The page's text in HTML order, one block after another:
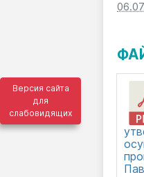
Версия сайта
для
слабовидящих